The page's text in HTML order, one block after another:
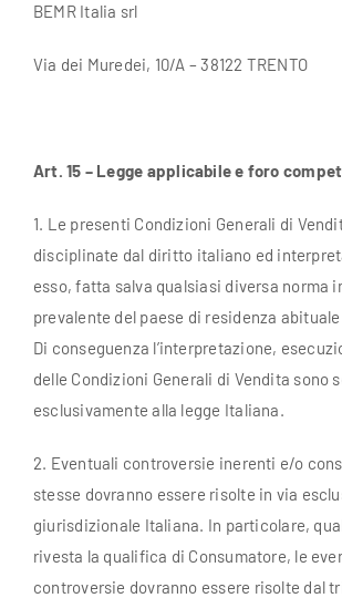
BEMR Italia srl
Via dei Muredei, 10/A – 38122 TRENTO
Art. 15 – Legge applicabile e foro
1. Le presenti Condizioni Generali di
disciplinate dal diritto italiano ed
esso, fatta salva qualsiasi diversa norma
prevalente del paese di residenza
Di conseguenza l’interpretazione,
delle Condizioni Generali di Vendita sono
esclusivamente alla legge Italiana.
2. Eventuali controversie inerenti e/o
stesse dovranno essere risolte in via
giurisdizionale Italiana. In particolare,
rivesta la qualifica di Consumatore, le
controversie dovranno essere risolte dal